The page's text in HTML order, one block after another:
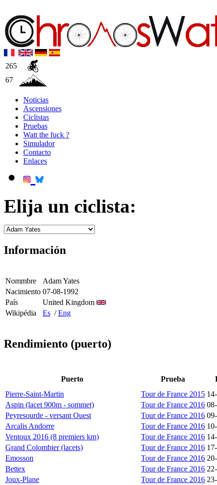
265
67
Noticias
Ascensiones
Ciclistas
Pruebas
Watt the fuck ?
Simulador
Contacto
Enlaces
Elija un ciclista:
Información
Nommbre
Adam Yates
Nacimiento 07-08-1992
País
United Kingdom
Wikipédia
Es /Eng
Rendimiento (puerto)
Puerto Prueba
Pierre-Saint-Martin
Tour de France 2015
Aspin (lacet 900m - sommet)
Tour de France 2016
Peyresourde - versant Ouest
Tour de France 2016
Arcalis Andorre
Tour de France 2016
Ventoux 2016 (8 premiers km)
Tour de France 2016
Grand Colombier (lacets)
Tour de France 2016
Emosson
Tour de France 2016
Bettex
Tour de France 2016
Joux-Plane
Tour de France 2016